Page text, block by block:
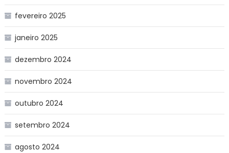
fevereiro 2025
janeiro 2025
dezembro 2024
novembro 2024
outubro 2024
setembro 2024
agosto 2024